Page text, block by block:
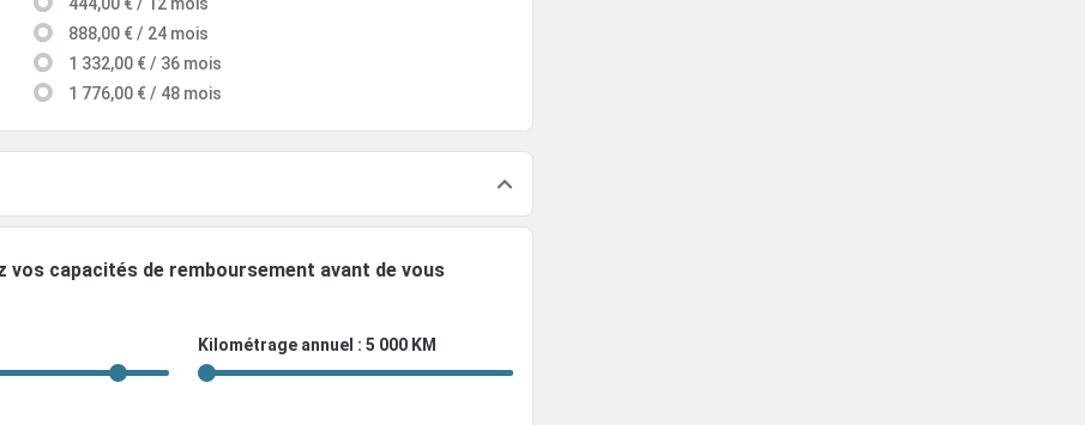
888,00 € / 24 mois
1 332,00 € / 36 mois
1 776,00 € / 48 mois
capacités de remboursement avant de vous
Kilométrage annuel : 5 000 KM